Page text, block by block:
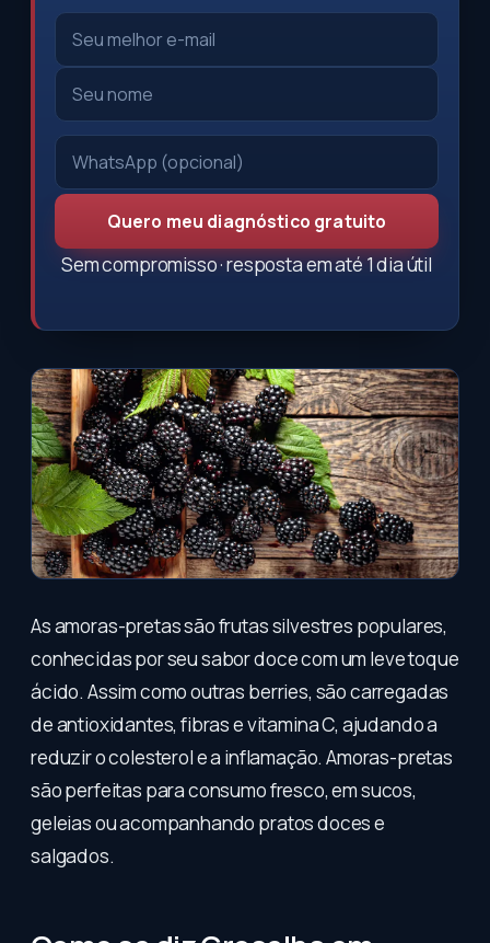
Quero meu diagnóstico gratuito
Sem compromisso · resposta em até 1 dia útil
As amoras-pretas são frutas silvestres populares,
conhecidas por seu sabor doce com um leve toque
ácido. Assim como outras berries, são carregadas
de antioxidantes, fibras e vitamina C, ajudando a
reduzir o colesterol e a inflamação. Amoras-pretas
são perfeitas para consumo fresco, em sucos,
geleias ou acompanhando pratos doces e
salgados.